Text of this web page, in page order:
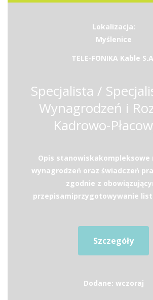
Lokalizacja:
Myślenice
TELE-FONIKA Kable
Specjalista /
Wynagrodzeń i
Kadrowo-
Opis stanowiskakompleksowe
wynagrodzeń oraz świadczeń
zgodnie z
przepisamiprzygotowywanie list
Szczegóły
Dodane: wczoraj